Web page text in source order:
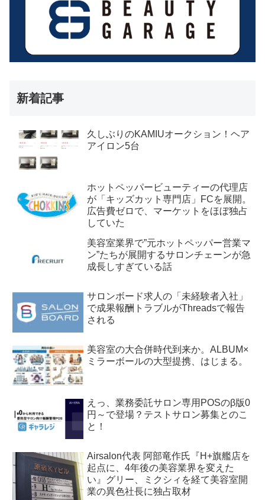
新着記事
久しぶりのKAMIUオークション！ヘア
アイロン5台
ホットペッパービューティーの代理店
が「キッズカット専門店」FCを展開。
広告費ゼロで、マーケットをほぼ独占
していた
美容室業界で”元ホットペッパー営業マ
ン”たちが展開するサロンチェーンが急
成長しすぎている話
サロンボード求人の「未経験者入社」
で成果報酬トラブルがThreadsで報告
される
美容室の大合併時代到来か。ALBUM×
ミラーボールの大型提携、はじまる。
えっ、業務委託サロン専用POSのβ版0
円～で登場？テストサロン募集とのこ
と！
Airsalon代表 阿部竜作氏『H+旗艦店を
起点に、4年後の美容業界を変えた
い』グリー、ミクシィを経て美容室開
業の異色社長に独占取材